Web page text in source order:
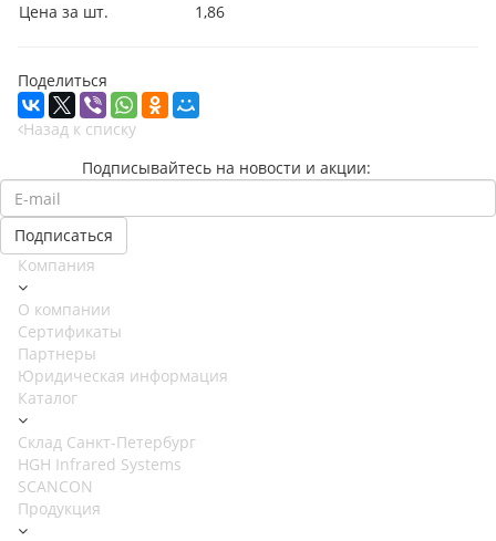
Цена за шт.
1,86
Поделиться
Назад к списку
Подписывайтесь на новости и акции:
Компания
О компании
Сертификаты
Партнеры
Юридическая информация
Каталог
Cклад Санкт-Петербург
HGH Infrared Systems
SCANCON
Продукция